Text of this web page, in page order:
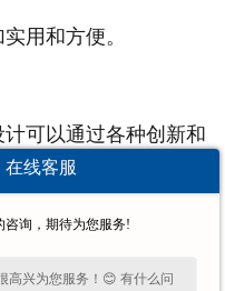
用和方便。
可以通过各种创新和
储存。无论是可堆叠
叠的设计还是可旋转
了更多的便利性和实
在线客服
咨询，期待为您服务!
高兴为您服务！😊 有什么问